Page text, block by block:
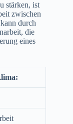
stärken, ist
zwischen
durch
die
eines